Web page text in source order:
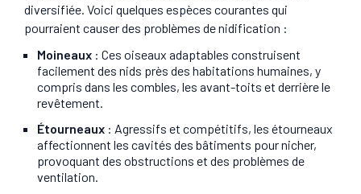
diversifiée. Voici quelques espèces courantes qui
pourraient causer des problèmes de nidification :
Moineaux : Ces oiseaux adaptables construisent
facilement des nids près des habitations humaines, y
compris dans les combles, les avant-toits et derrière le
revêtement.
Étourneaux : Agressifs et compétitifs, les étourneaux
affectionnent les cavités des bâtiments pour nicher,
provoquant des obstructions et des problèmes de
ventilation.